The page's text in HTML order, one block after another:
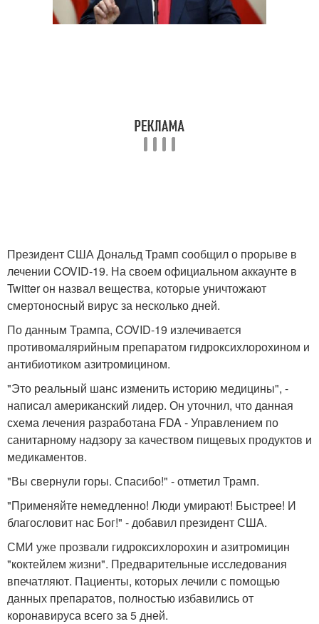
Президент США Дональд Трамп сообщил о прорыве в
лечении COVID-19. На своем официальном аккаунте в
Twitter он назвал вещества, которые уничтожают
смертоносный вирус за несколько дней.
По данным Трампа, COVID-19 излечивается
противомалярийным препаратом гидроксихлорохином и
антибиотиком азитромицином.
"Это реальный шанс изменить историю медицины", -
написал американский лидер. Он уточнил, что данная
схема лечения разработана FDA - Управлением по
санитарному надзору за качеством пищевых продуктов и
медикаментов.
"Вы свернули горы. Спасибо!" - отметил Трамп.
"Применяйте немедленно! Люди умирают! Быстрее! И
благословит нас Бог!" - добавил президент США.
СМИ уже прозвали гидроксихлорохин и азитромицин
"коктейлем жизни". Предварительные исследования
впечатляют. Пациенты, которых лечили с помощью
данных препаратов, полностью избавились от
коронавируса всего за 5 дней.